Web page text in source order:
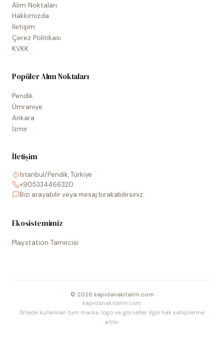
Alım Noktaları
Hakkımızda
İletişim
Çerez Politikası
KVKK
Popüler Alım Noktaları
Pendik
Ümraniye
Ankara
İzmir
İletişim
İstanbul/Pendik, Türkiye
+905334466320
Bizi arayabilir veya mesaj bırakabilirsiniz.
Ekosistemimiz
Playstation Tamircisi
© 2026 kapidanakitalim.com
kapidanakitalim.com
Sitede kullanılan tüm marka, logo ve görseller ilgili hak sahiplerine
aittir.